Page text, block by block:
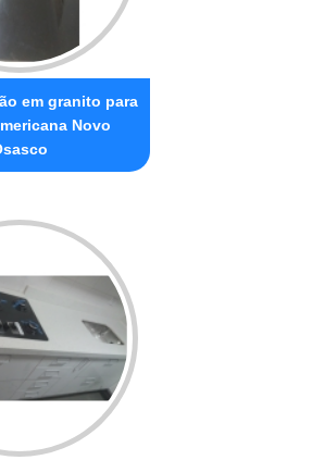
em granito para
Novo